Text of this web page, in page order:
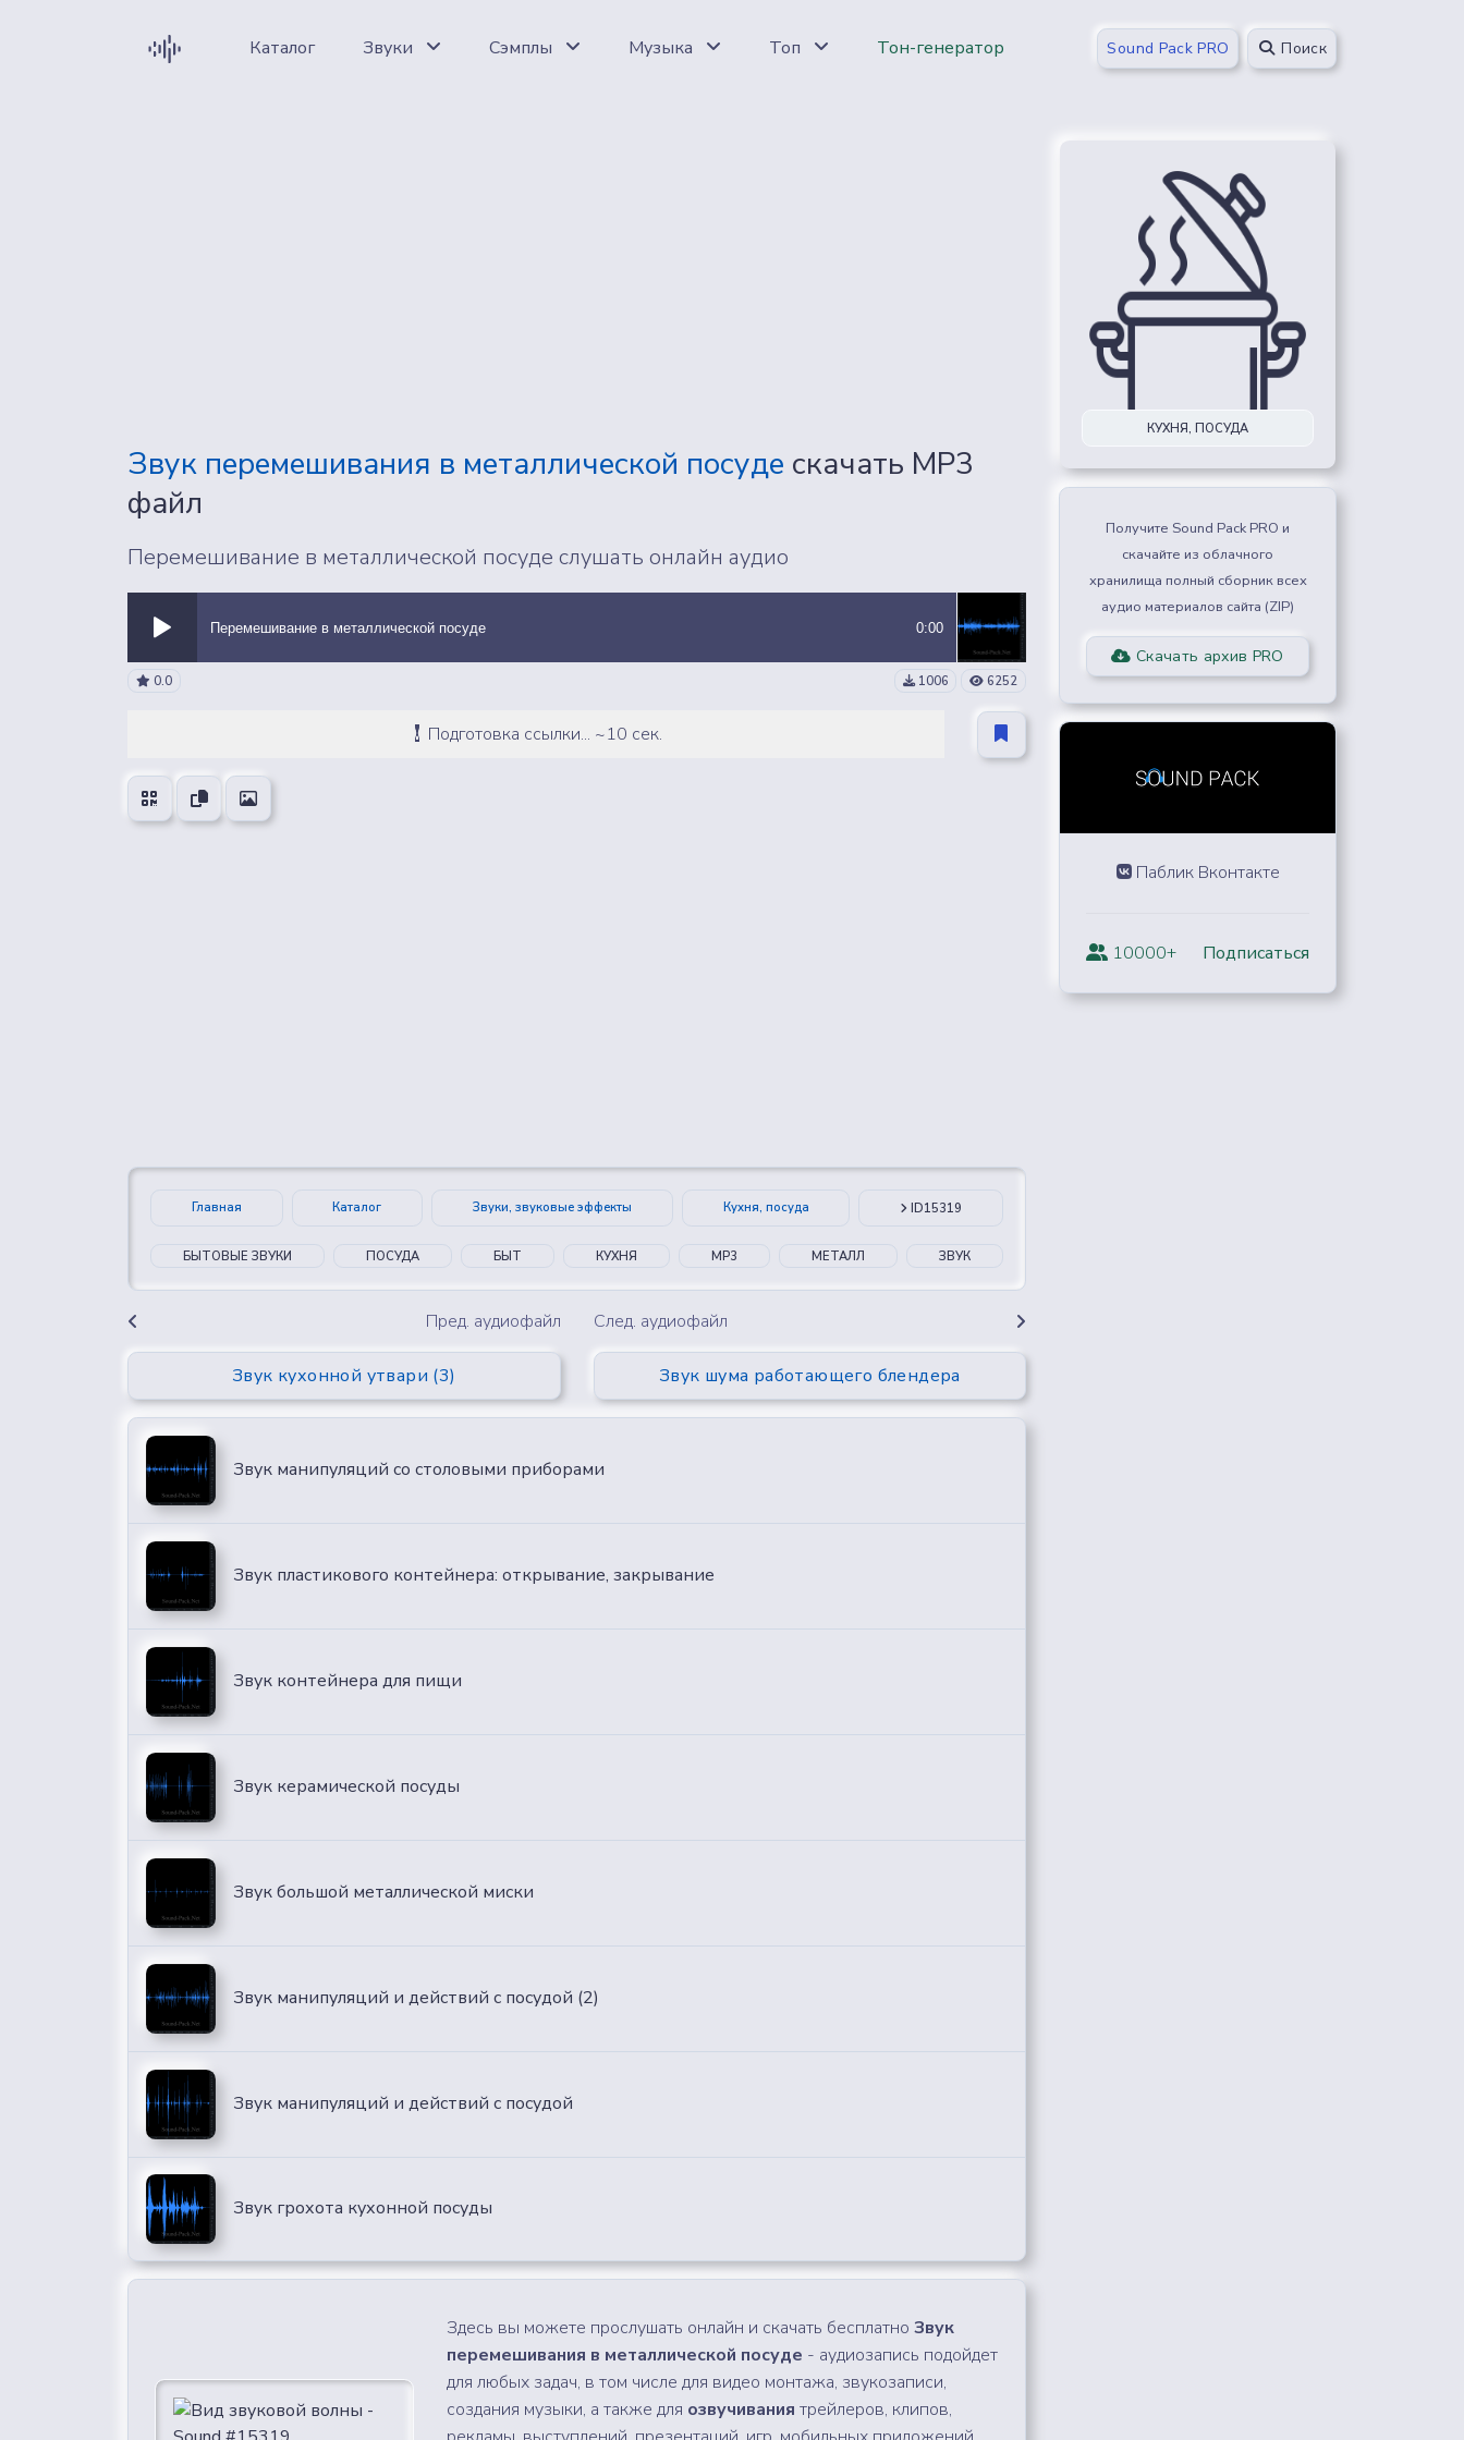
Каталог Звуки Сэмплы Музыка Топ Тон-генератор Sound Pack PRO Поиск
Звук перемешивания в металлической посуде скачать MP3
файл
Перемешивание в металлической посуде слушать онлайн аудио
Перемешивание в металлической посуде 0:00
0.0 1006 6252
Подготовка ссылки... ~10 сек.
Главная Каталог Звуки, звуковые эффекты Кухня, посуда ID15319
БЫТОВЫЕ ЗВУКИ ПОСУДА БЫТ КУХНЯ MP3 МЕТАЛЛ ЗВУК
Пред. аудиофайл
Звук кухонной утвари (3)
След. аудиофайл
Звук шума работающего блендера
КУХНЯ, ПОСУДА
Получите Sound Pack PRO и
скачайте из облачного
хранилища полный сборник всех
аудио материалов сайта (ZIP)
Скачать архив PRO
Паблик Вконтакте
10000+ Подписаться
Звук манипуляций со столовыми приборами
Звук пластикового контейнера: открывание, закрывание
Звук контейнера для пищи
Звук керамической посуды
Звук большой металлической миски
Звук манипуляций и действий с посудой (2)
Звук манипуляций и действий с посудой
Звук грохота кухонной посуды
Здесь вы можете прослушать онлайн и скачать бесплатноЗвук
перемешивания в металлической посуде - аудиозапись подойдет
для любых задач, в том числе для видео монтажа, звукозаписи,
создания музыки, а также для озвучивания трейлеров, клипов,